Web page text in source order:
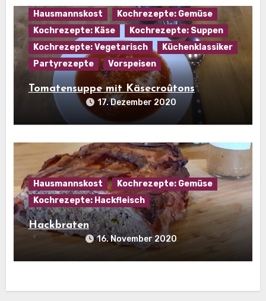
Hausmannskost
Kochrezepte: Gemüse
Kochrezepte: Käse
Kochrezepte: Suppen
Kochrezepte: Vegetarisch
Küchenklassiker
Partyrezepte
Vorspeisen
Tomatensuppe mit Käsecroûtons
17. Dezember 2020
Hausmannskost
Kochrezepte: Gemüse
Kochrezepte: Hackfleisch
Hackbraten
16. November 2020